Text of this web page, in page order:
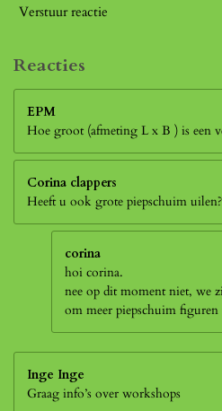
Verstuur reactie
Reacties
EPM
Hoe groot (afmeting L x B ) is een
Corina clappers
Heeft u ook grote piepschuim
corina
hoi corina.
nee op dit moment niet, we
om meer piepschuim figuren
Inge Inge
Graag info’s over workshops